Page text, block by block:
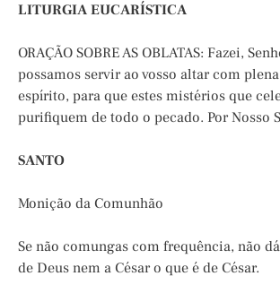
LITURGIA EUCARÍSTICA
ORAÇÃO SOBRE AS OBLATAS: Fazei,
possamos servir ao vosso altar com
espírito, para que estes mistérios que
purifiquem de todo o pecado. Por Nosso
SANTO
Monição da Comunhão
Se não comungas com frequência, não
de Deus nem a César o que é de César.